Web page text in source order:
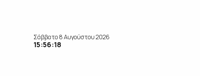
Σάββατο 8 Αυγούστου 2026
15:56:19